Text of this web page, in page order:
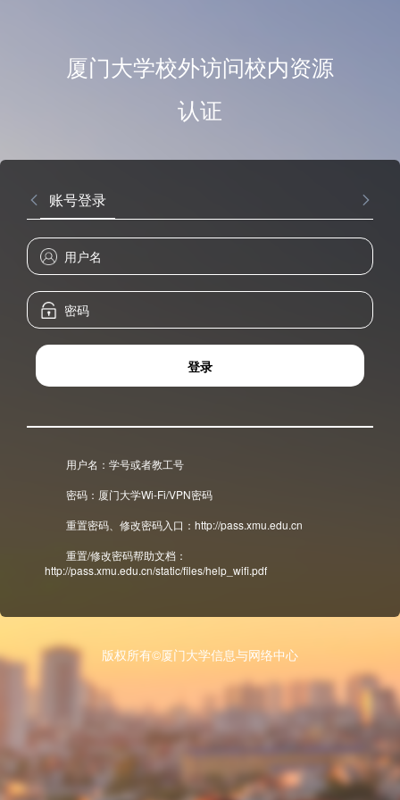
厦门大学校外访问校内资源
认证
账号登录
登录
用户名：学号或者教工号
密码：厦门大学Wi-Fi/VPN密码
重置密码、修改密码入口：http://pass.xmu.edu.cn
重置/修改密码帮助文档：
http://pass.xmu.edu.cn/static/files/help_wifi.pdf
版权所有©厦门大学信息与网络中心